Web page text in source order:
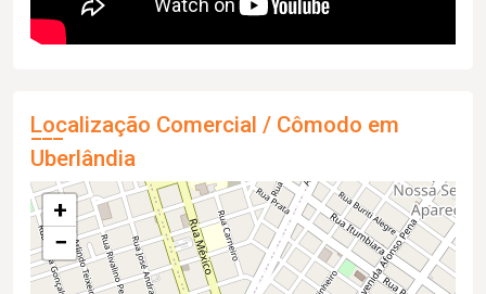
Localização Comercial / Cômodo em
Uberlândia
+
−